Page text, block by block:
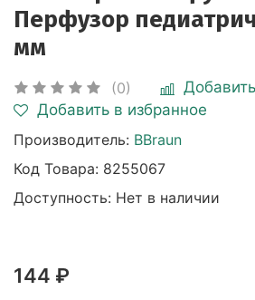
Перфузор
мм
(0)
Добавить в избранное
Производитель: BBraun
Код Товара: 8255067
Доступность: Нет в наличии
144 ₽